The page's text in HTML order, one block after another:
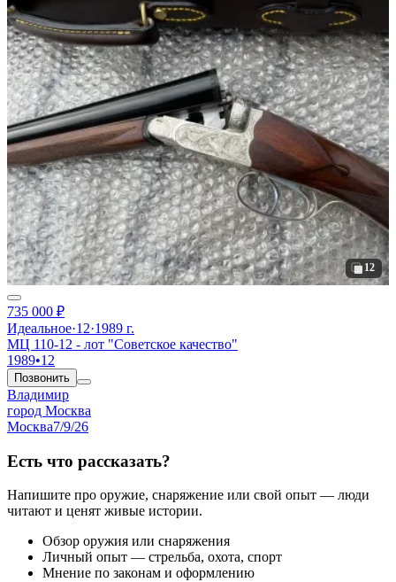
12
735 000 ₽
Идеальное·12·1989 г.
МЦ 110-12 - лот "Советское качество"
1989•12
Позвонить
Владимир
город Москва
Москва7/9/26
Есть что рассказать?
Напишите про оружие, снаряжение или свой опыт — люди
читают и ценят живые истории.
Обзор оружия или снаряжения
Личный опыт — стрельба, охота, спорт
Мнение по законам и оформлению